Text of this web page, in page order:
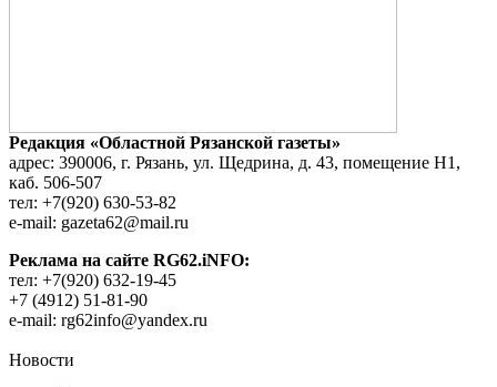
Редакция «Областной Рязанской газеты»
адрес: 390006, г. Рязань, ул. Щедрина, д. 43, помещение Н1,
каб. 506-507
тел: +7(920) 630-53-82
e-mail: gazeta62@mail.ru
Реклама на сайте RG62.iNFO:
тел: +7(920) 632-19-45
+7 (4912) 51-81-90
e-mail: rg62info@yandex.ru
Новости